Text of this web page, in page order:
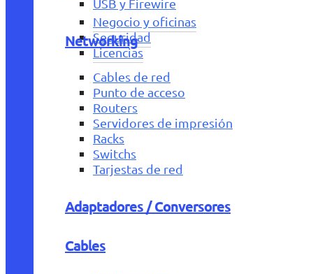
Negocio y oficinas
Seguridad
Licencias
USB y Firewire
Networking
Cables de red
Punto de acceso
Routers
Servidores de impresión
Racks
Switchs
Tarjestas de red
Adaptadores / Conversores
Cables